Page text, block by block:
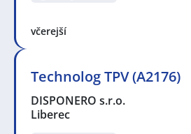
včerejší
Technolog TPV (A2176)
DISPONERO s.r.o.
Liberec